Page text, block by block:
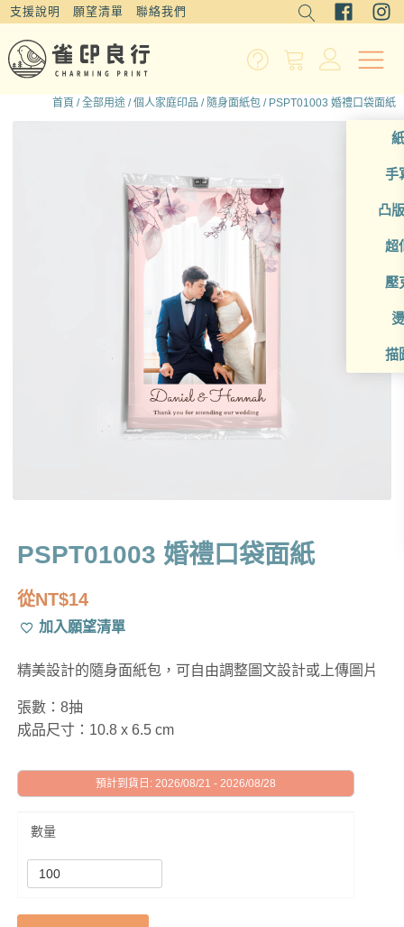
支援說明 願望清單 聯絡我們
手
凸
超
壓
描
首頁 /全部用途 /個人家庭印品 / 隨身面紙包 / PSPT01003 婚禮口袋面紙
PSPT01003 婚禮口袋面紙
從NT$14
加入願望清單
精美設計的隨身面紙包，可自由調整圖文設計或上傳圖片
張數：8抽
成品尺寸：10.8 x 6.5 cm
預計到貨日: 2026/08/21 - 2026/08/28
數量